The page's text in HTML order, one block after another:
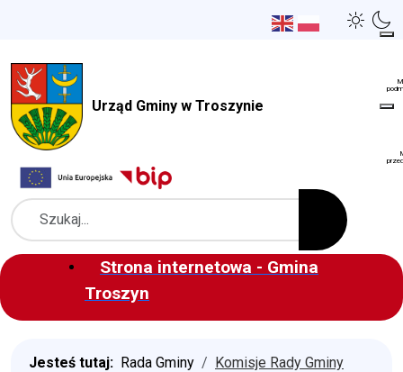
Urząd Gminy w Troszynie
Szukaj
Strona internetowa - Gmina
Troszyn
Jesteś tutaj: Rada Gminy
Komisje Rady Gminy